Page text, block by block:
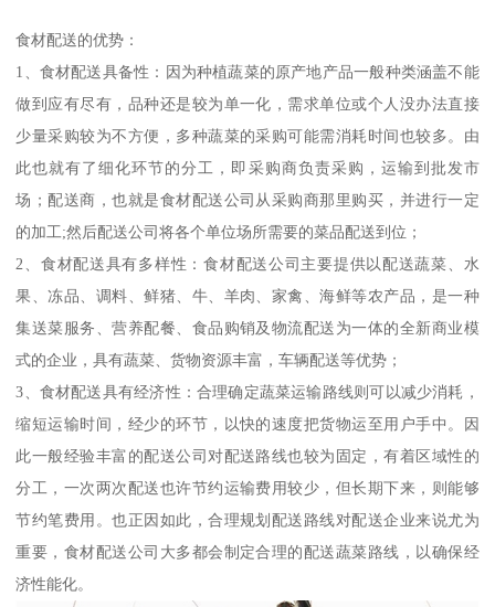
食材配送的优势：
1、食材配送具备性：因为种植蔬菜的原产地产品一般种类涵盖不能
做到应有尽有，品种还是较为单一化，需求单位或个人没办法直接
少量采购较为不方便，多种蔬菜的采购可能需消耗时间也较多。由
此也就有了细化环节的分工，即采购商负责采购，运输到批发市
场；配送商，也就是食材配送公司从采购商那里购买，并进行一定
的加工;然后配送公司将各个单位场所需要的菜品配送到位；
2、食材配送具有多样性：食材配送公司主要提供以配送蔬菜、水
果、冻品、调料、鲜猪、牛、羊肉、家禽、海鲜等农产品，是一种
集送菜服务、营养配餐、食品购销及物流配送为一体的全新商业模
式的企业，具有蔬菜、货物资源丰富，车辆配送等优势；
3、食材配送具有经济性：合理确定蔬菜运输路线则可以减少消耗，
缩短运输时间，经少的环节，以快的速度把货物运至用户手中。因
此一般经验丰富的配送公司对配送路线也较为固定，有着区域性的
分工，一次两次配送也许节约运输费用较少，但长期下来，则能够
节约笔费用。也正因如此，合理规划配送路线对配送企业来说尤为
重要，食材配送公司大多都会制定合理的配送蔬菜路线，以确保经
济性能化。